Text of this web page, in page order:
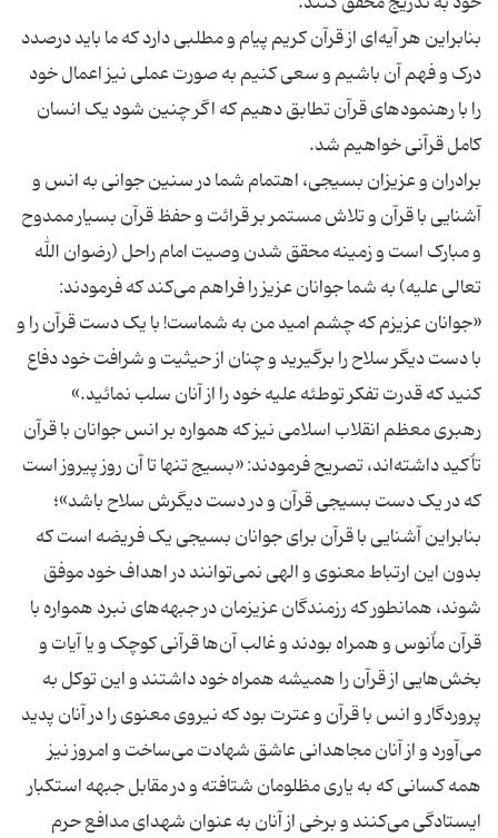
بنابراین هر آیه‌ای از قرآن کریم پیام و مطلبی دارد که ما باید درصدد
درک و فهم آن باشیم و سعی کنیم به صورت عملی نیز اعمال خود
را با رهنمودهای قرآن تطابق دهیم که اگر چنین شود یک انسان
برادران و عزیزان بسیجی، اهتمام شما در سنین جوانی به انس و
آشنایی با قرآن و تلاش مستمر بر قرائت و حفظ قرآن بسیار ممدوح
و مبارک است و زمینه محقق شدن وصیت امام راحل (رضوان الله
تعالی علیه) به شما جوانان عزیز را فراهم می‌کند که فرمودند:
«جوانان عزیزم که چشم امید من به شماست! با یک دست قرآن را و
با دست دیگر سلاح را برگیرید و چنان از حیثیت و شرافت خود دفاع
رهبری معظم انقلاب اسلامی نیز که همواره بر انس جوانان با قرآن
تاٌکید داشته‌اند، تصریح فرمودند: «بسیج تنها تا آن روز پیروز است
که در یک دست بسیجی قرآن و در دست دیگرش سلاح باشد»؛
بنابراین آشنایی با قرآن برای جوانان بسیجی یک فریضه است که
بدون این ارتباط معنوی و الهی نمی‌توانند در اهداف خود موفق
شوند، همانطور که رزمندگان عزیزمان در جبهه‌های نبرد همواره با
قرآن ماٌنوس و همراه بودند و غالب آن‌ها قرآنی کوچک و یا آیات و
بخش‌هایی از قرآن را همیشه همراه خود داشتند و این توکل به
پروردگار و انس با قرآن و عترت بود که نیروی معنوی را در آنان پدید
می‌آورد و از آنان مجاهدانی عاشق شهادت می‌ساخت و امروز نیز
همه کسانی که به یاری مظلومان شتافته و در مقابل جبهه استکبار
ایستادگی می‌کنند و برخی از آنان به عنوان شهدای مدافع حرم